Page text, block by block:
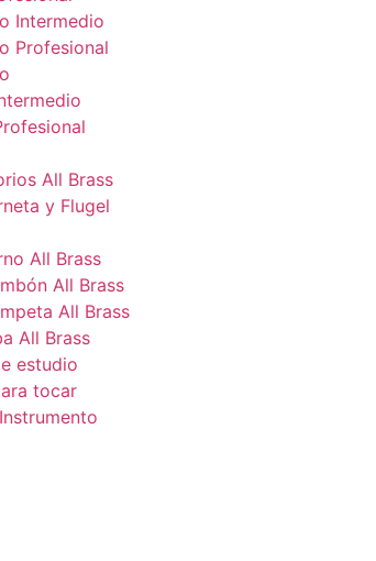
Intermedio
Profesional
All Brass
y Flugel
All Brass
All Brass
All Brass
All Brass
estudio
tocar